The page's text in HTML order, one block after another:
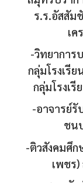
ร.ร.อัสสัม
เค
-วิทยาการ
กลุ่มโรงเรี
กลุ่มโรงเ
-อาจารย์รั
ชน
-ติวสังคมศึก
เพชร